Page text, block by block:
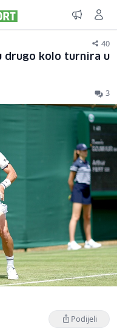
40
drugo kolo turnira u
3
Podijeli